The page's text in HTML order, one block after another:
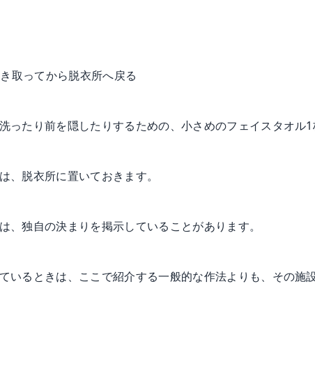
取ってから脱衣所へ戻る
ったり前を隠したりするための、小さめのフェイスタオル1
、脱衣所に置いておきます。
、独自の決まりを掲示していることがあります。
いるときは、ここで紹介する一般的な作法よりも、その施